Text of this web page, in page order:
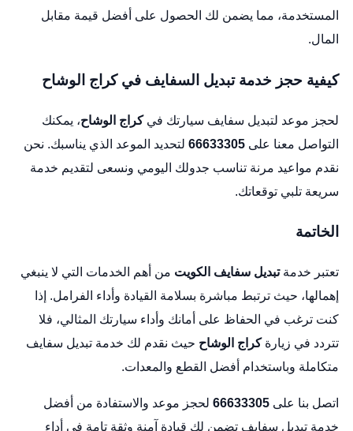
المستخدمة، مما يضمن لك الحصول على أفضل قيمة مقابل
المال.
كيفية حجز خدمة تبديل السفايف في كراج الوشاح
لحجز موعد لتبديل سفايف سيارتك فيكراج الوشاح، يمكنك
التواصل معنا على 66633305لتحديد الموعد الذي يناسبك. نحن
نقدم مواعيد مرنة تناسب جدولك اليومي ونسعى لتقديم خدمة
سريعة تلبي توقعاتك.
الخاتمة
تعتبر خدمةتبديل سفايف الكويت من أهم الخدمات التي لا ينبغي
إهمالها، حيث ترتبط مباشرة بسلامة القيادة وأداء الفرامل. إذا
كنت ترغب في الحفاظ على أمانك وأداء سيارتك المثالي، فلا
تتردد في زيارةكراج الوشاح حيث نقدم لك خدمة تبديل سفايف
متكاملة وباستخدام أفضل القطع والمعدات.
اتصل بنا على 66633305لحجز موعد والاستفادة من أفضل
خدمة تبديل سفايف تضمن لك قيادة آمنة وثقة تامة في أداء